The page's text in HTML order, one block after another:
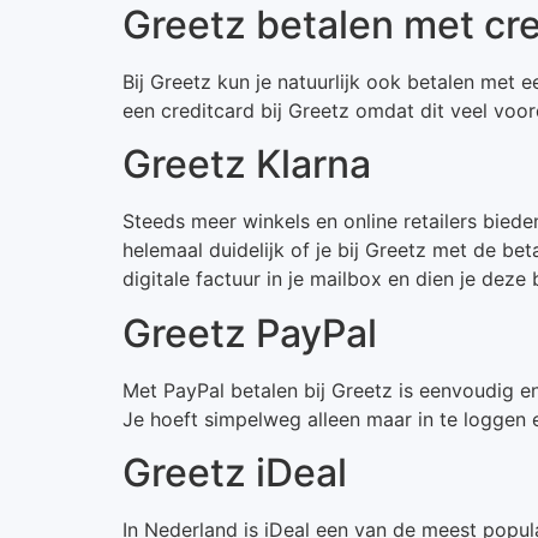
Greetz betalen met
Bij Greetz kun je natuurlijk ook betalen met
een creditcard bij Greetz omdat dit veel
Greetz Klarna
Steeds meer winkels en online retailers
helemaal duidelijk of je bij Greetz met de
digitale factuur in je mailbox en dien je deze
Greetz PayPal
Met PayPal betalen bij Greetz is eenvoudig
Je hoeft simpelweg alleen maar in te
Greetz iDeal
In Nederland is iDeal een van de meest